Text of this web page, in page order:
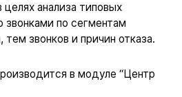
анализа типовых
звонками по сегментам
звонков и причин отказа.
в модуле “Центр